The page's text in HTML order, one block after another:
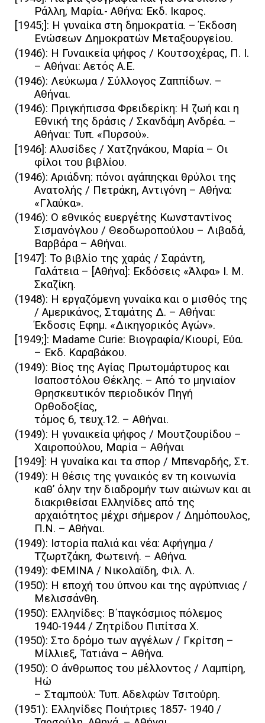
Ράλλη, Μαρία.- Αθήνα: Εκδ. Ικαρος.
[1945;]: Η γυναίκα στη δημοκρατία. – Έκδοση
Ενώσεων Δημοκρατών Μεταξουργείου.
(1946): Η Γυναικεία ψήφος / Κουτσοχέρας, Π. Ι.
– Αθήναι: Αετός Α.Ε.
(1946): Λεύκωμα / Σύλλογος Ζαππίδων. –
Αθήναι.
(1946): Πριγκήπισσα Φρειδερίκη: Η ζωή και η
Εθνική της δράσις / Σκανδάμη Ανδρέα. –
Αθήναι: Τυπ. «Πυρσού».
[1946]: Αλυσίδες / Χατζηνάκου, Μαρία – Οι
φίλοι του βιβλίου.
(1946): Αριάδνη: πόνοι αγάπηςκαι θρύλοι της
Ανατολής / Πετράκη, Αντιγόνη – Αθήνα:
«Γλαύκα».
(1946): Ο εθνικός ευεργέτης Κωνσταντίνος
Σισμανόγλου / Θεοδωροπούλου – Λιβαδά,
Βαρβάρα – Αθήναι.
[1947]: Το βιβλίο της χαράς / Σαράντη,
Γαλάτεια – [Αθήνα]: Εκδόσεις «Άλφα» Ι. Μ.
Σκαζίκη.
(1948): Η εργαζόμενη γυναίκα και ο μισθός της
/ Αμερικάνος, Σταμάτης Δ. – Αθήναι:
Έκδοσις Εφημ. «Δικηγορικός Αγών».
[1949;]: Madame Curie: Βιογραφία/Κιουρί, Εύα.
– Εκδ. Καραβάκου.
(1949): Βίος της Αγίας Πρωτομάρτυρος και
Ισαποστόλου Θέκλης. – Από το μηνιαίον
Θρησκευτικόν περιοδικόν Πηγή
Ορθοδοξίας,
τόμος 6, τευχ.12. – Αθήναι.
(1949): Η γυναικεία ψήφος / Μουτζουρίδου –
Χαιροπούλου, Μαρία – Αθήναι
[1949]: Η γυναίκα και τα σπορ / Μπεναρδής, Στ.
(1949): Η θέσις της γυναικός εν τη κοινωνία
καθ’ όλην την διαδρομήν των αιώνων και αι
διακριθείσαι Ελληνίδες από της
αρχαιότητος μέχρι σήμερον / Δημόπουλος,
Π.Ν. – Αθήναι.
(1949): Ιστορία παλιά και νέα: Αφήγημα /
Τζωρτζάκη, Φωτεινή. – Αθήνα.
(1949): ΦΕΜΙΝΑ / Νικολαϊδη, Φιλ. Λ.
(1950): Η εποχή του ύπνου και της αγρύπνιας /
Μελισσάνθη.
(1950): Ελληνίδες: Β΄παγκόσμιος πόλεμος
1940-1944 / Ζητρίδου Πιπίτσα Χ.
(1950): Στο δρόμο των αγγέλων / Γκρίτση –
Μίλλιεξ, Τατιάνα – Αθήνα.
(1950): Ο άνθρωπος του μέλλοντος / Λαμπίρη,
Ηώ
– Σταμπούλ: Τυπ. Αδελφών Τσιτούρη.
(1951): Ελληνίδες Ποιήτριες 1857- 1940 /